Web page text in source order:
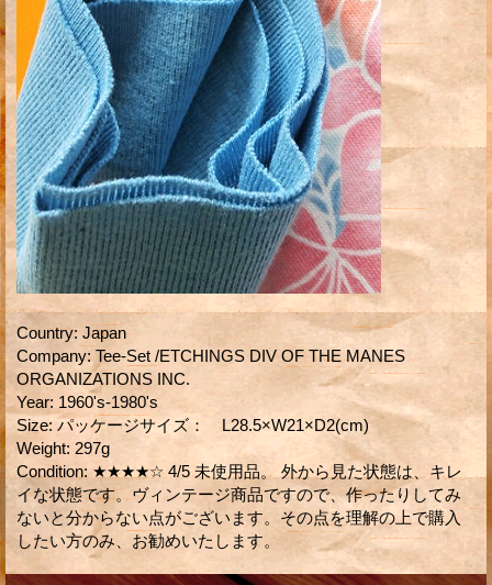
Country: Japan
Company: Tee-Set /ETCHINGS DIV OF THE MANES
ORGANIZATIONS INC.
Year: 1960's-1980's
Size: パッケージサイズ： L28.5×W21×D2(cm)
Weight: 297g
Condition: ★★★★☆ 4/5 未使用品。 外から見た状態は、キレ
イな状態です。ヴィンテージ商品ですので、作ったりしてみ
ないと分からない点がございます。その点を理解の上で購入
したい方のみ、お勧めいたします。